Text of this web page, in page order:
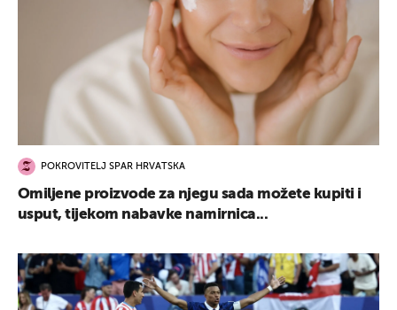
POKROVITELJ SPAR HRVATSKA
Omiljene proizvode za njegu sada možete kupiti i
usput, tijekom nabavke namirnica...